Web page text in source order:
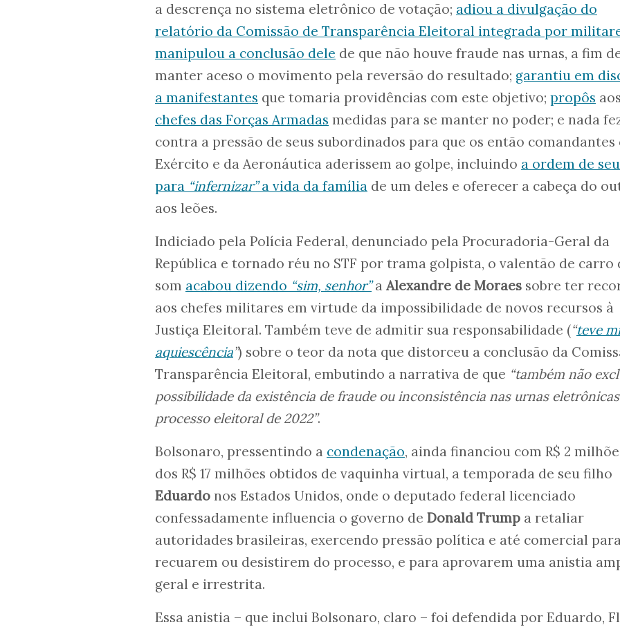
a descrença no sistema eletrônico de votação; adiou a divulgação do
relatório da Comissão de Transparência Eleitoral integrada por
manipulou a conclusão dele de que não houve fraude nas urnas, a fim
manter aceso o movimento pela reversão do resultado; garantiu em
a manifestantes que tomaria providências com este objetivo; propôs aos
chefes das Forças Armadas medidas para se manter no poder; e nada
contra a pressão de seus subordinados para que os então comandantes
Exército e da Aeronáutica aderissem ao golpe, incluindo a ordem de
para “infernizar”a vida da família de um deles e oferecer a cabeça do
aos leões.
Indiciado pela Polícia Federal, denunciado pela Procuradoria-Geral da
República e tornado réu no STF por trama golpista, o valentão de carro
som acabou dizendo “sim, senhor”a Alexandre de Moraes sobre ter
aos chefes militares em virtude da impossibilidade de novos recursos à
Justiça Eleitoral. Também teve de admitir sua responsabilidade (“teve
aquiescência”) sobre o teor da nota que distorceu a conclusão da
Transparência Eleitoral, embutindo a narrativa de que “também não
possibilidade da existência de fraude ou inconsistência nas urnas
processo eleitoral de 2022”.
Bolsonaro, pressentindo a condenação, ainda financiou com R$ 2
dos R$ 17 milhões obtidos de vaquinha virtual, a temporada de seu filho
Eduardo nos Estados Unidos, onde o deputado federal licenciado
confessadamente influencia o governo de Donald Trump a retaliar
autoridades brasileiras, exercendo pressão política e até comercial
recuarem ou desistirem do processo, e para aprovarem uma anistia
geral e irrestrita.
Essa anistia – que inclui Bolsonaro, claro – foi defendida por Eduardo,